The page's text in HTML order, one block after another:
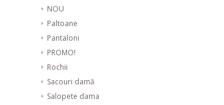
NOU
Paltoane
Pantaloni
PROMO!
Rochii
Sacouri damă
Salopete dama